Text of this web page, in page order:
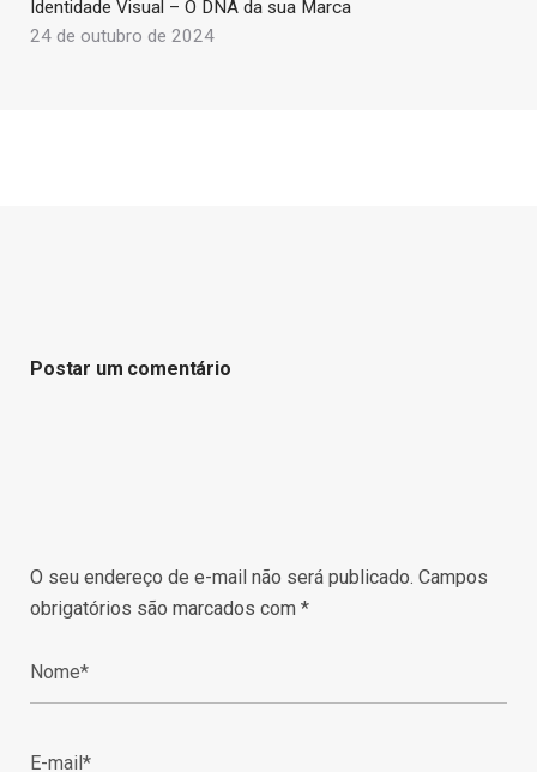
Identidade Visual – O DNA da sua Marca
24 de outubro de 2024
Postar um comentário
O seu endereço de e-mail não será publicado. Campos
obrigatórios são marcados com *